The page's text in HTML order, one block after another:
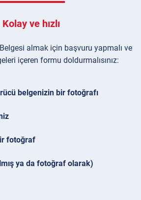
Kolay ve hızlı
almak için başvuru yapmalı ve
içeren formu doldurmalısınız:
belgenizin bir fotoğrafı
fotoğraf
ya da fotoğraf olarak)